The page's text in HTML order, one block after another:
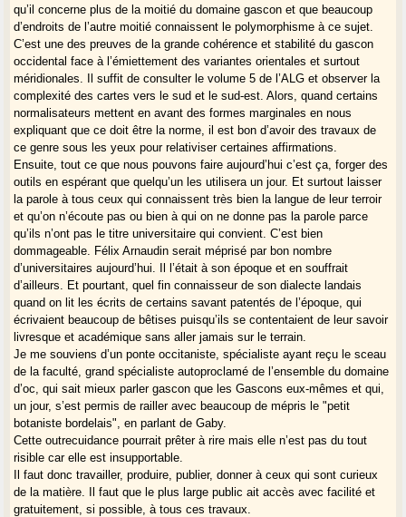
qu’il concerne plus de la moitié du domaine gascon et que beaucoup
d’endroits de l’autre moitié connaissent le polymorphisme à ce sujet.
C’est une des preuves de la grande cohérence et stabilité du gascon
occidental face à l’émiettement des variantes orientales et surtout
méridionales. Il suffit de consulter le volume 5 de l’ALG et observer la
complexité des cartes vers le sud et le sud-est. Alors, quand certains
normalisateurs mettent en avant des formes marginales en nous
expliquant que ce doit être la norme, il est bon d’avoir des travaux de
ce genre sous les yeux pour relativiser certaines affirmations.
Ensuite, tout ce que nous pouvons faire aujourd’hui c’est ça, forger des
outils en espérant que quelqu’un les utilisera un jour. Et surtout laisser
la parole à tous ceux qui connaissent très bien la langue de leur terroir
et qu’on n’écoute pas ou bien à qui on ne donne pas la parole parce
qu’ils n’ont pas le titre universitaire qui convient. C’est bien
dommageable. Félix Arnaudin serait méprisé par bon nombre
d’universitaires aujourd’hui. Il l’était à son époque et en souffrait
d’ailleurs. Et pourtant, quel fin connaisseur de son dialecte landais
quand on lit les écrits de certains savant patentés de l’époque, qui
écrivaient beaucoup de bêtises puisqu’ils se contentaient de leur savoir
livresque et académique sans aller jamais sur le terrain.
Je me souviens d’un ponte occitaniste, spécialiste ayant reçu le sceau
de la faculté, grand spécialiste autoproclamé de l’ensemble du domaine
d’oc, qui sait mieux parler gascon que les Gascons eux-mêmes et qui,
un jour, s’est permis de railler avec beaucoup de mépris le "petit
botaniste bordelais", en parlant de Gaby.
Cette outrecuidance pourrait prêter à rire mais elle n’est pas du tout
risible car elle est insupportable.
Il faut donc travailler, produire, publier, donner à ceux qui sont curieux
de la matière. Il faut que le plus large public ait accès avec facilité et
gratuitement, si possible, à tous ces travaux.